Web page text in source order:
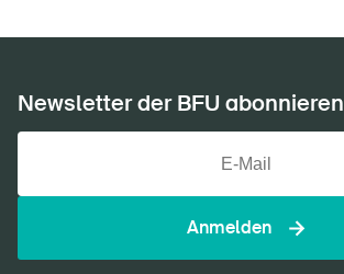
Newsletter der BFU abonnieren
Anmelden